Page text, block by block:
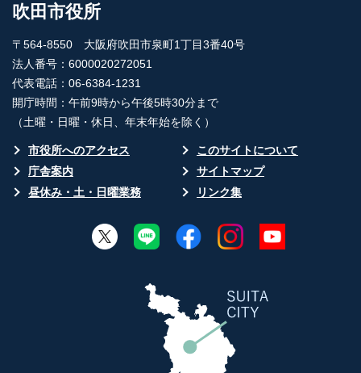
吹田市役所
〒564-8550 大阪府吹田市泉町1丁目3番40号
法人番号：6000020272051
代表電話：06-6384-1231
開庁時間：午前9時から午後5時30分まで
（土曜・日曜・休日、年末年始を除く）
市役所へのアクセス
このサイトについて
庁舎案内
サイトマップ
昼休み・土・日曜業務
リンク集